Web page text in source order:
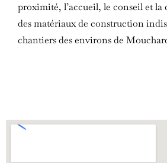
proximité, l’accueil, le conseil et
des matériaux de construction
chantiers des environs de